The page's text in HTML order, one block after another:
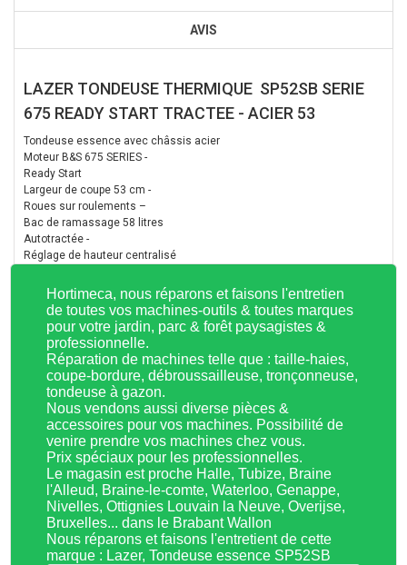
AVIS
LAZER TONDEUSE THERMIQUE SP52SB SERIE
675 READY START TRACTEE - ACIER 53
Tondeuse essence avec châssis acier
Moteur B&S 675 SERIES -
Ready Start
Largeur de coupe 53 cm -
Roues sur roulements –
Bac de ramassage 58 litres
Autotractée -
Réglage de hauteur centralisé
Hortimeca, nous réparons et faisons l'entretien
de toutes vos machines-outils & toutes marques
pour votre jardin, parc & forêt paysagistes &
professionnelle.
Réparation de machines telle que : taille-haies,
coupe-bordure, débroussailleuse, tronçonneuse,
tondeuse à gazon.
Nous vendons aussi diverse pièces &
accessoires pour vos machines. Possibilité de
venire prendre vos machines chez vous.
Prix spéciaux pour les professionnelles.
Le magasin est proche Halle, Tubize, Braine
l'Alleud, Braine-le-comte, Waterloo, Genappe,
Nivelles, Ottignies Louvain la Neuve, Overijse,
Bruxelles... dans le Brabant Wallon
Nous réparons et faisons l'entretient de cette
marque : Lazer, Tondeuse essence SP52SB